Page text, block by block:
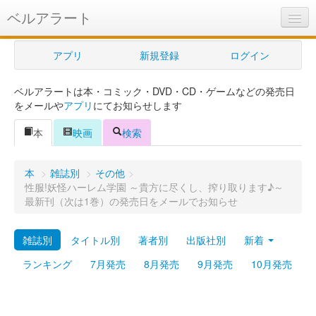
ベルアラート
ベルアラートとは
ヘルプ
新規登録
ログイン
購入管理
プレミアム
アプリ 新規登録 ログイン
ベルアラートは本・コミック・DVD・CD・ゲームなどの発売日
をメールやアプリ にてお知らせします
本
映画 検索
本 > 雑誌別 > その他 >
性服!妖怪ハーレム学園 ～貴方に尽くし、搾り取ります♪～
最新刊（次は1巻）の発売日をメールでお知らせ
雑誌別 タイトル別 著者別 出版社別
新着
ランキング
7月発売 8月発売 9月発売 10月発売